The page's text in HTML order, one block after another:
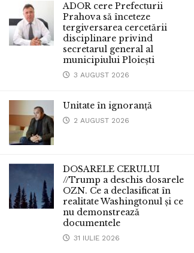
ADOR cere Prefecturii
Prahova să înceteze
tergiversarea cercetării
disciplinare privind
secretarul general al
municipiului Ploiești
3 AUGUST 2026
Unitate în ignoranță
2 AUGUST 2026
DOSARELE CERULUI
//Trump a deschis dosarele
OZN. Ce a declasificat în
realitate Washingtonul și ce
nu demonstrează
documentele
31 IULIE 2026